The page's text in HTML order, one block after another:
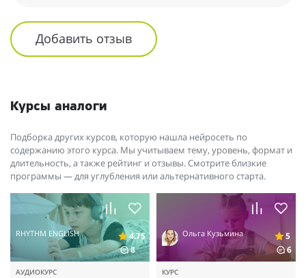
Добавить отзыв
Курсы аналоги
Подборка других курсов, которую нашла нейросеть по
содержанию этого курса. Мы учитываем тему, уровень, формат и
длительность, а также рейтинг и отзывы. Смотрите близкие
программы — для углубления или альтернативного старта.
RHYTHM ENGLISH
4.75
8
АУДИОКУРС
Ольга Кузьмина
5
6
КУРС